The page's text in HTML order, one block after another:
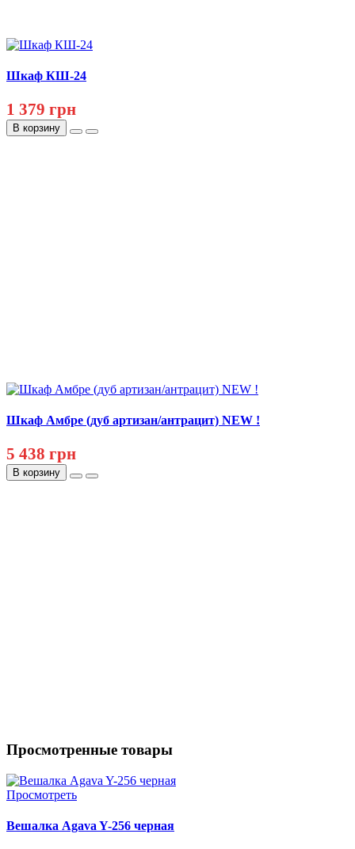
Шкаф КШ-24
1 379 грн
В корзину
Шкаф Амбре (дуб артизан/антрацит) NEW !
5 438 грн
В корзину
Просмотренные товары
Просмотреть
Вешалка Agava Y-256 черная